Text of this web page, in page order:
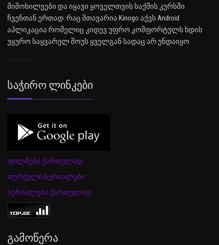
მიმოხილვები და იყავი ყოველთვის საქმის კურსში
ჩვენთან ერთად. რაც მთავარია Kinogo აქვს Android
აპლიკაცია რომელიც კიდევ უფრო კომფორტულს ხდის
უყურო საყვარელ შოუს ყველგან სადაც არ უნდაიყო.
Საჭირო Ლინკები
ფილმები ქართულად
თურქული სერიალები
სერიალები ქართულად
Გამოწერა